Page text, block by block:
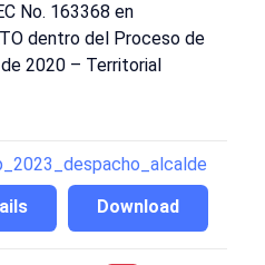
No. 163368 en
dentro del Proceso de
2020 – Territorial
Download